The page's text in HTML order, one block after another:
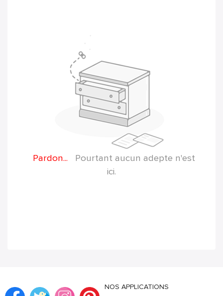
Pardon...
Pourtant aucun adepte n'est
ici.
NOS APPLICATIONS